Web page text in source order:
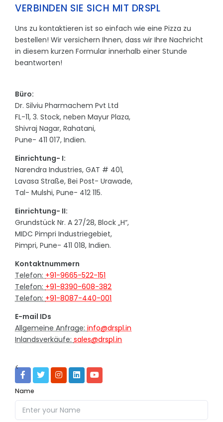
VERBINDEN SIE SICH MIT DRSPL
Uns zu kontaktieren ist so einfach wie eine Pizza zu
bestellen! Wir versichern Ihnen, dass wir Ihre Nachricht
in diesem kurzen Formular innerhalb einer Stunde
beantworten!
Büro:
Dr. Silviu Pharmachem Pvt Ltd
FL-11, 3. Stock, neben Mayur Plaza,
Shivraj Nagar, Rahatani,
Pune- 411 017, Indien.
Einrichtung- I:
Narendra Industries, GAT # 401,
Lavasa Straße, Bei Post- Urawade,
Tal- Mulshi, Pune- 412 115.
Einrichtung- II:
Grundstück Nr. A 27/28, Block „H“,
MIDC Pimpri Industriegebiet,
Pimpri, Pune- 411 018, Indien.
Kontaktnummern
Telefon:+91-9665-522-151
Telefon:+91-8390-608-382
Telefon:+91-8087-440-001
E-mail IDs
Allgemeine Anfrage:info@drspl.in
Inlandsverkäufe:sales@drspl.in
<
Name